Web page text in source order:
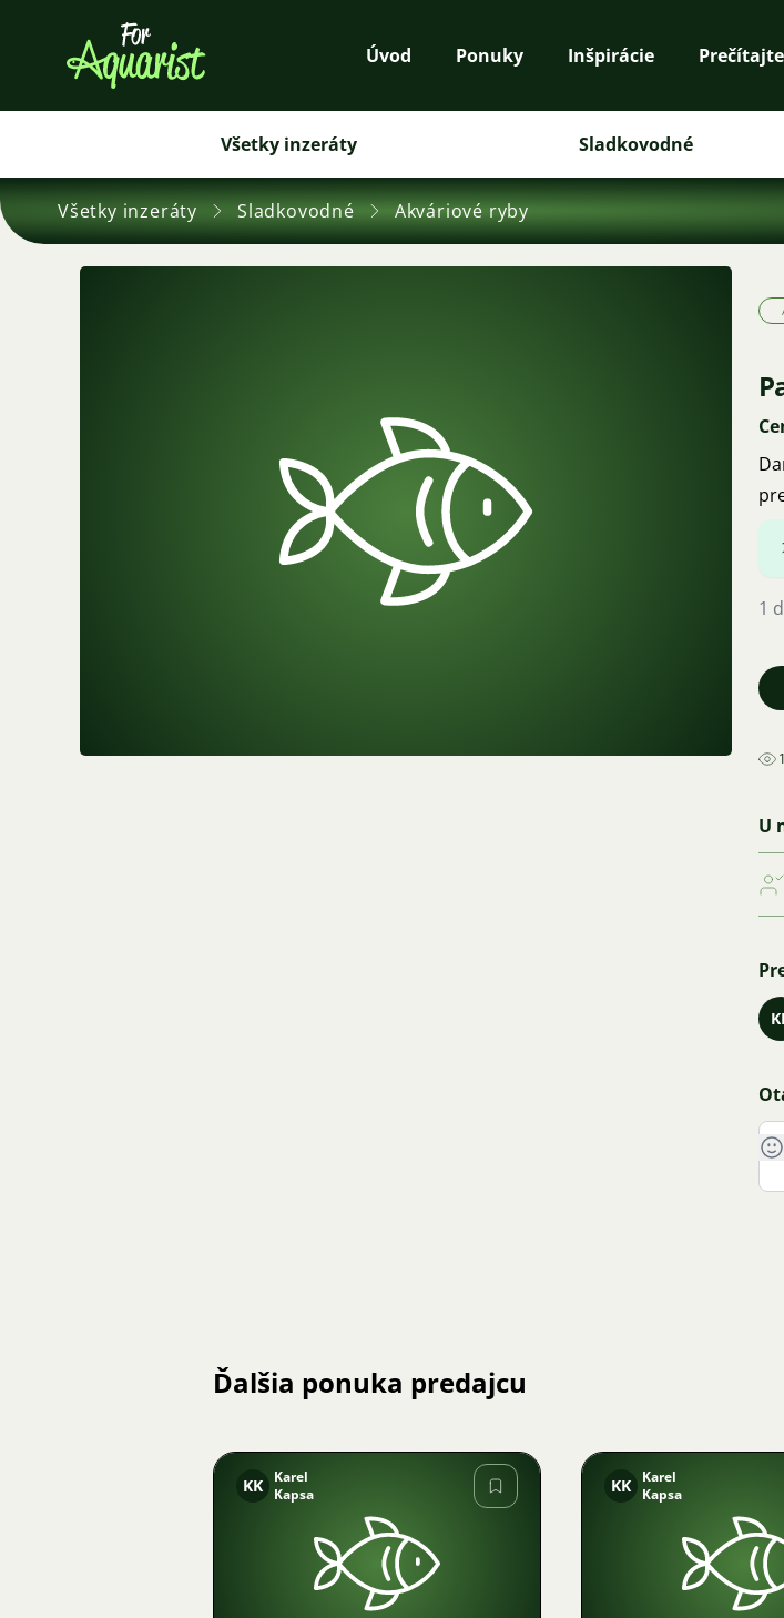
Úvod Ponuky Inšpirácie
Všetky inzeráty Sladkovodné
Všetky inzeráty Sladkovodné Akváriové ryby
1
U
Ďalšia ponuka predajcu
Obrázok
KK
Karel
Kapsa
KK
Karel
Kapsa